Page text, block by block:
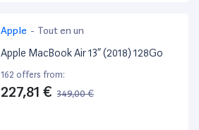
Apple - Tout en un
Apple MacBook Air 13” (2018) 128Go
162 offers from:
227,81 € 349,00 €